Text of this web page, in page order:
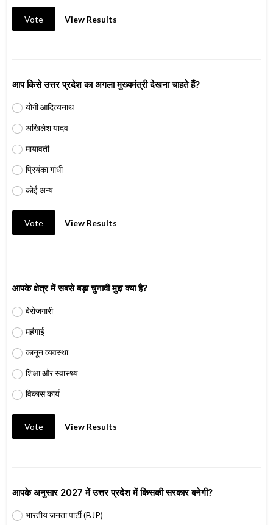
Vote View Results
आप किसे उत्तर प्रदेश का अगला मुख्यमंत्री देखना चाहते हैं?
योगी आदित्यनाथ
अखिलेश यादव
मायावती
प्रियंका गांधी
कोई अन्य
Vote View Results
आपके क्षेत्र में सबसे बड़ा चुनावी मुद्दा क्या है?
बेरोजगारी
महंगाई
कानून व्यवस्था
शिक्षा और स्वास्थ्य
विकास कार्य
Vote View Results
आपके अनुसार 2027 में उत्तर प्रदेश में किसकी सरकार बनेगी?
भारतीय जनता पार्टी (BJP)